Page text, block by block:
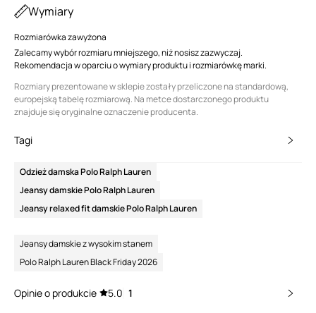
Wymiary
Rozmiarówka zawyżona
Zalecamy wybór rozmiaru mniejszego, niż nosisz zazwyczaj.
Rekomendacja w oparciu o wymiary produktu i rozmiarówkę marki.
Rozmiary prezentowane w sklepie zostały przeliczone na standardową,
europejską tabelę rozmiarową. Na metce dostarczonego produktu
znajduje się oryginalne oznaczenie producenta.
Tagi
Odzież damska Polo Ralph Lauren
Jeansy damskie Polo Ralph Lauren
Jeansy relaxed fit damskie Polo Ralph Lauren
Jeansy damskie z wysokim stanem
Polo Ralph Lauren Black Friday 2026
Opinie o produkcie 5.0 1